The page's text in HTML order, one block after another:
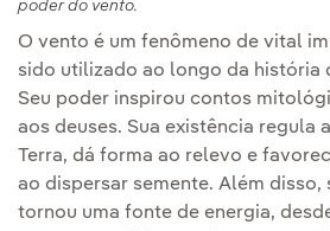
poder do vento.
O vento é um fenômeno de vital
sido utilizado ao longo da história
Seu poder inspirou contos
aos deuses. Sua existência regula
Terra, dá forma ao relevo e
ao dispersar semente. Além disso,
tornou uma fonte de energia,